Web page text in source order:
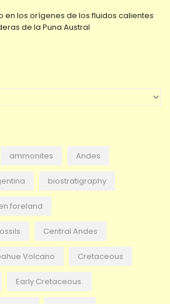
en los orígenes de los fluidos calientes
de la Puna Austral
ammonites Andes
biostratigraphy
foreland
Central Andes
Volcano Cretaceous
Early Cretaceous.